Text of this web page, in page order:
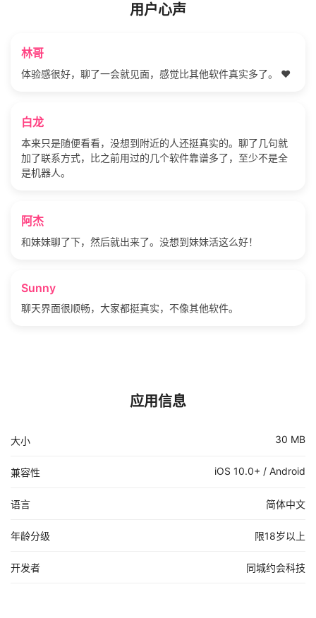
用户心声
林哥
体验感很好，聊了一会就见面，感觉比其他软件真实多了。 ❤️
白龙
本来只是随便看看，没想到附近的人还挺真实的。聊了几句就
加了联系方式，比之前用过的几个软件靠谱多了，至少不是全
是机器人。
阿杰
和妹妹聊了下，然后就出来了。没想到妹妹活这么好！
Sunny
聊天界面很顺畅，大家都挺真实，不像其他软件。
应用信息
大小 30 MB
兼容性 iOS 10.0+ / Android
语言 简体中文
年龄分级 限18岁以上
开发者 同城约会科技